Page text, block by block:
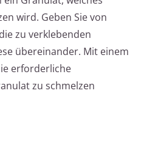
wird. Geben Sie von
zu verklebenden
übereinander. Mit einem
erforderliche
zu schmelzen